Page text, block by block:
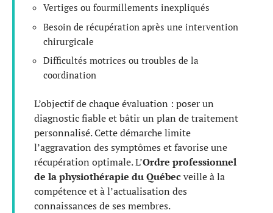
Vertiges ou fourmillements inexpliqués
Besoin de récupération après une intervention
chirurgicale
Difficultés motrices ou troubles de la
coordination
L’objectif de chaque évaluation : poser un
diagnostic fiable et bâtir un plan de traitement
personnalisé. Cette démarche limite
l’aggravation des symptômes et favorise une
récupération optimale. L’Ordre professionnel
de la physiothérapie du Québecveille à la
compétence et à l’actualisation des
connaissances de ses membres.